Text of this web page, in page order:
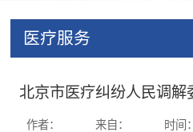
医疗服务
北京市医疗纠纷人民调
作者： 来自：
时间